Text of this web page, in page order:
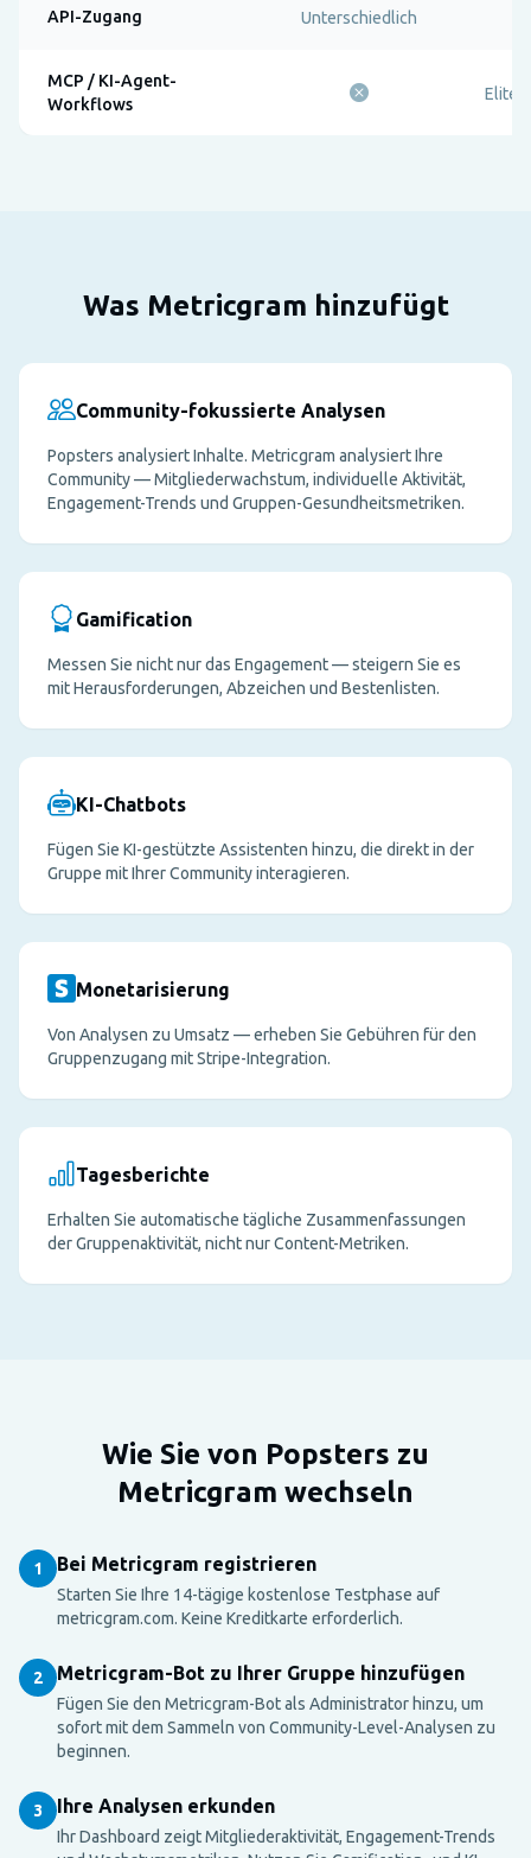
API-Zugang Unterschiedlich
MCP / KI-Agent-
Workflows
Elite-
Was Metricgram hinzufügt
Community-fokussierte Analysen
Popsters analysiert Inhalte. Metricgram analysiert Ihre
Community — Mitgliederwachstum, individuelle Aktivität,
Engagement-Trends und Gruppen-Gesundheitsmetriken.
Gamification
Messen Sie nicht nur das Engagement — steigern Sie es
mit Herausforderungen, Abzeichen und Bestenlisten.
KI-Chatbots
Fügen Sie KI-gestützte Assistenten hinzu, die direkt in der
Gruppe mit Ihrer Community interagieren.
Monetarisierung
Von Analysen zu Umsatz — erheben Sie Gebühren für den
Gruppenzugang mit Stripe-Integration.
Tagesberichte
Erhalten Sie automatische tägliche Zusammenfassungen
der Gruppenaktivität, nicht nur Content-Metriken.
Wie Sie von Popsters zu
Metricgram wechseln
1 Bei Metricgram registrieren
Starten Sie Ihre 14-tägige kostenlose Testphase auf
metricgram.com. Keine Kreditkarte erforderlich.
2 Metricgram-Bot zu Ihrer Gruppe hinzufügen
Fügen Sie den Metricgram-Bot als Administrator hinzu, um
sofort mit dem Sammeln von Community-Level-Analysen zu
beginnen.
3 Ihre Analysen erkunden
Ihr Dashboard zeigt Mitgliederaktivität, Engagement-Trends